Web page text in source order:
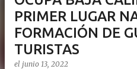
PRIMER LUGAR
FORMACIÓN DE
TURISTAS
el junio 13, 2022